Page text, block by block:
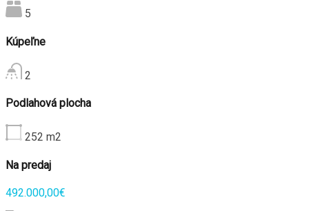
5
Kúpeľne
2
Podlahová plocha
252 m2
Na predaj
492.000,00€